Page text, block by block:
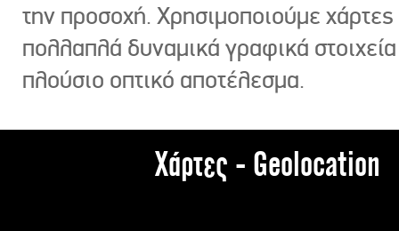
την προσοχή. Χρησιμοποιούμε χάρτες
πολλαπλά δυναμικά γραφικά στοιχεία
πλούσιο οπτικό αποτέλεσμα.
Χάρτες - Geolocation